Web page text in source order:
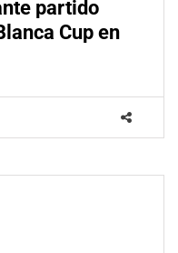
partido
Cup en